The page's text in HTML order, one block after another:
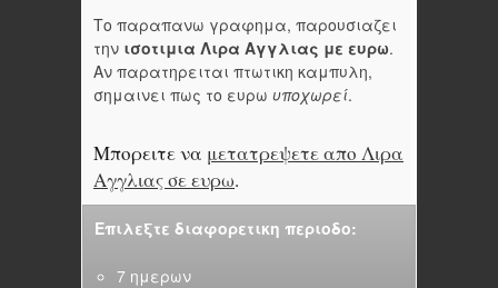
Το παραπανω γραφημα, παρουσιαζει
την ισοτιμια Λιρα Αγγλιας με ευρω.
Αν παρατηρειται πτωτικη καμπυλη,
σημαινει πως το ευρω υποχωρεί.
Μπορειτε να μετατρεψετε απο Λιρα
Αγγλιας σε ευρω.
Επιλεξτε διαφορετικη περιοδο:
7 ημερων